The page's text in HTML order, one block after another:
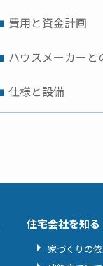
費用と資金計画
ハウスメーカーと
仕様と設備
住宅会社を知る
家づくりの